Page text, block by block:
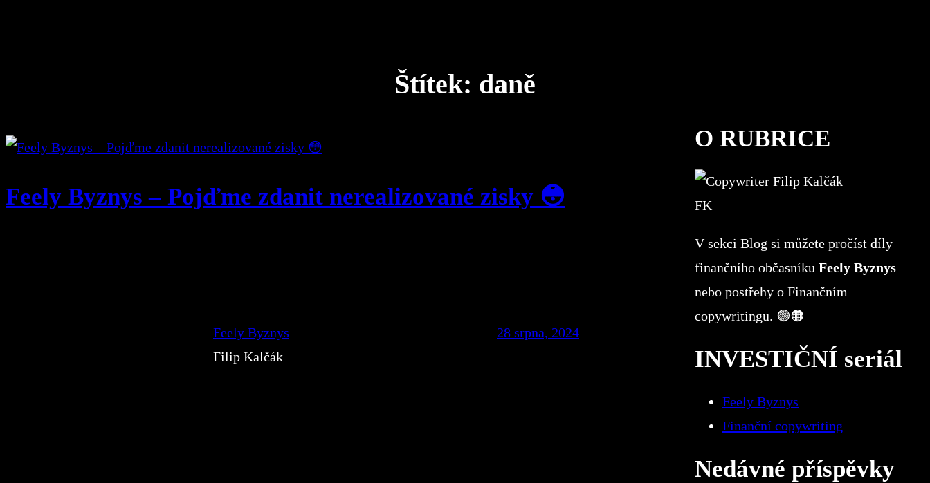
Štítek: daně
Feely Byznys – Pojďme zdanit nerealizované zisky 😳
Feely Byznys
28 srpna, 2024
Filip Kalčák
O RUBRICE
FK
V sekci Blog si můžete pročíst díly
finančního občasníku Feely Byznys
nebo postřehy o Finančním
copywritingu. 🟢🟠
INVESTIČNÍ seriál
Feely Byznys
Finanční copywriting
Nedávné příspěvky